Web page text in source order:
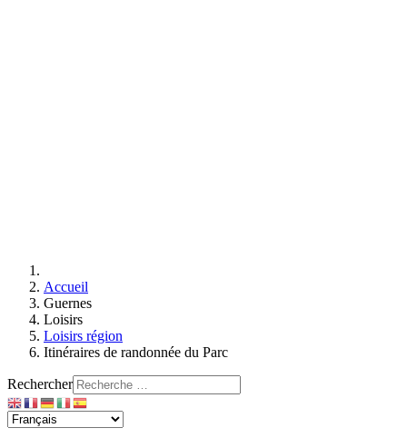
Accueil
Guernes
Loisirs
Loisirs région
Itinéraires de randonnée du Parc
Rechercher